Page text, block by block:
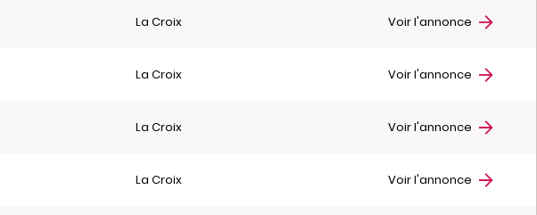
La Croix Voir l'annonce
La Croix Voir l'annonce
La Croix Voir l'annonce
La Croix Voir l'annonce